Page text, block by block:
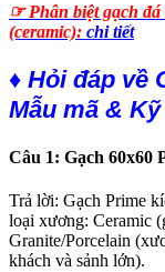
☞ Phân biệt gạch đá
(ceramic): chi tiết
♦ Hỏi đáp về
Mẫu mã &
Câu 1: Gạch 60x60
Trả lời: Gạch Prime
loại xương: Ceramic
Granite/Porcelain
khách và sảnh lớn).